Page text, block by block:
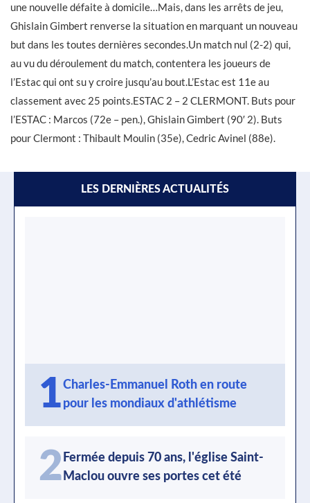
une nouvelle défaite à domicile…Mais, dans les arrêts de jeu,
Ghislain Gimbert renverse la situation en marquant un nouveau
but dans les toutes dernières secondes.Un match nul (2-2) qui,
au vu du déroulement du match, contentera les joueurs de
l’Estac qui ont su y croire jusqu’au bout.L’Estac est 11e au
classement avec 25 points.ESTAC 2 – 2 CLERMONT. Buts pour
l’ESTAC : Marcos (72e – pen.), Ghislain Gimbert (90′ 2). Buts
pour Clermont : Thibault Moulin (35e), Cedric Avinel (88e).
LES DERNIÈRES ACTUALITÉS
1Charles-Emmanuel Roth en route
pour les mondiaux d'athlétisme
2 Fermée depuis 70 ans, l'église Saint-
Maclou ouvre ses portes cet été